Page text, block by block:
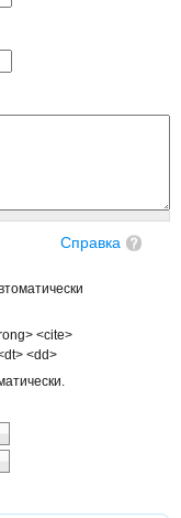
Справка
<cite>
<dd>